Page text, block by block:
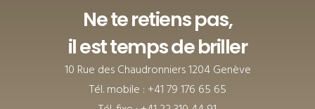
Ne te retiens pas,
il est temps de briller
10 Rue des Chaudronniers 1204 Genève
Tél. mobile : +41 79 176 65 65